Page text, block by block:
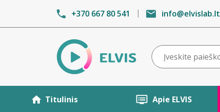
+370 667 80 541 info@elvislab.lt
Titulinis Apie ELVIS